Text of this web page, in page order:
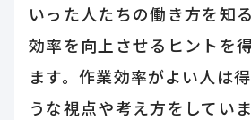
いった人たちの働き方を知
効率を向上させるヒントを
ます。作業効率がよい人は
うな視点や考え方をしていま